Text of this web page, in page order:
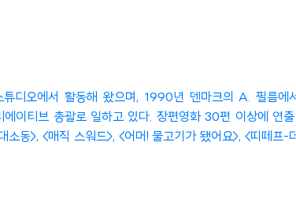
디오에서 활동해 왔으며, 1990년 덴마크의 A. 필름
이티브 총괄로 일하고 있다. 장편영화 30편 이상에 연출
동>, <매직 스워드>, <어머! 물고기가 됐어요>, <띠떼프